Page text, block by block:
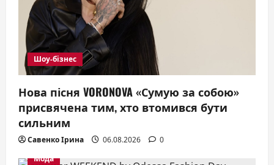
Шоу-бізнес
Нова пісня VORONOVA «Сумую за собою»
присвячена тим, хто втомився бути
сильним
Савенко Ірина 06.08.2026
0
Мода